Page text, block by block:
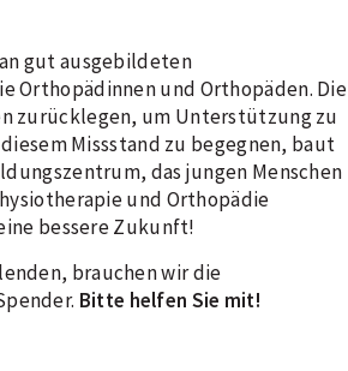
gut ausgebildeten
Orthopädinnen und Orthopäden. Die
zurücklegen, um Unterstützung zu
Missstand zu begegnen, baut
das jungen Menschen
und Orthopädie
bessere Zukunft!
brauchen wir die
Bitte helfen Sie mit!